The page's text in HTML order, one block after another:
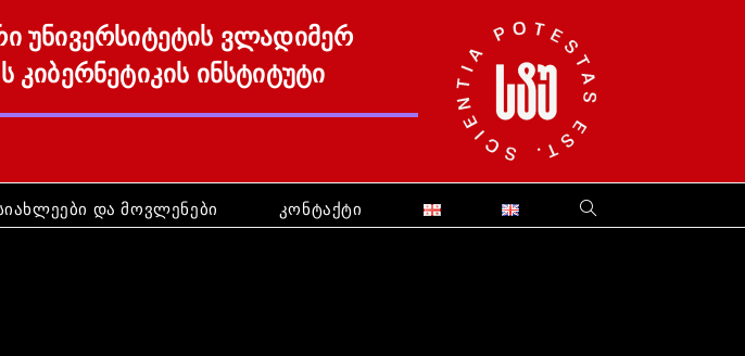
უნივერსიტეტის ვლადიმერ
კიბერნეტიკის ინსტიტუტი
და მოვლენები კონტაქტი